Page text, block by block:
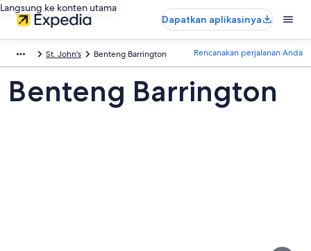
Langsung ke konten utama
Dapatkan aplikasinya
St. John's Benteng Barrington Rencanakan perjalanan Anda
Benteng Barrington